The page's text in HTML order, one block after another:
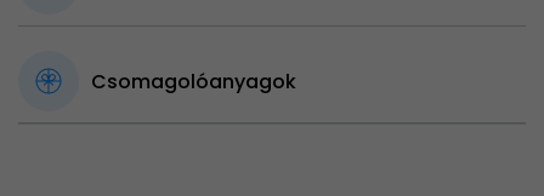
Csomagolóanyagok